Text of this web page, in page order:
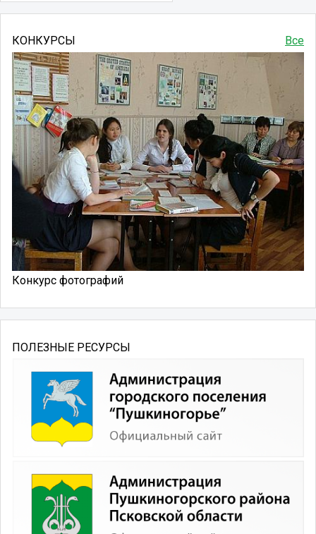
Все
КОНКУРСЫ
Конкурс фотографий
ПОЛЕЗНЫЕ РЕСУРСЫ